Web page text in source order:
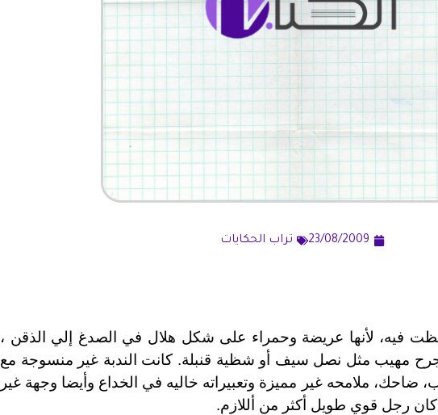
23/08/2009 تراب الحكايات
فيه، لأنها عريضة وحمراء على شكل هلال في الصدغ إلي الذقن ،
مهيب مثل نصل سيف أو شظية قنبلة. كانت الندبة غير منسوجة مع
ضاحك، ملامحه غير مميزة وتعبيراته خاليه في الخداع وأيضا وجهة غير
رجل قوي طويل أكثر من أللازم.